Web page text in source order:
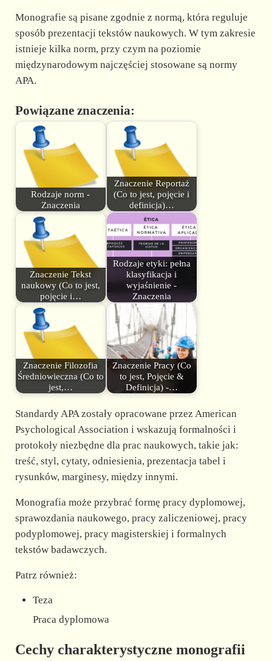
Monografie są pisane zgodnie z normą, która reguluje
sposób prezentacji tekstów naukowych. W tym zakresie
istnieje kilka norm, przy czym na poziomie
międzynarodowym najczęściej stosowane są normy
APA.
Powiązane znaczenia:
Rodzaje norm -
Znaczenia
Znaczenie Reportaż
(Co to jest, pojęcie i
definicja)…
Znaczenie Tekst
naukowy (Co to jest,
pojęcie i…
Rodzaje etyki: pełna
klasyfikacja i
wyjaśnienie -
Znaczenia
Znaczenie Filozofia
Średniowieczna (Co to
jest,…
Znaczenie Pracy (Co
to jest, Pojęcie &
Definicja) -…
Standardy APA zostały opracowane przez American
Psychological Association i wskazują formalności i
protokoły niezbędne dla prac naukowych, takie jak:
treść, styl, cytaty, odniesienia, prezentacja tabel i
rysunków, marginesy, między innymi.
Monografia może przybrać formę pracy dyplomowej,
sprawozdania naukowego, pracy zaliczeniowej, pracy
podyplomowej, pracy magisterskiej i formalnych
tekstów badawczych.
Patrz również:
Teza
Praca dyplomowa
Cechy charakterystyczne monografii